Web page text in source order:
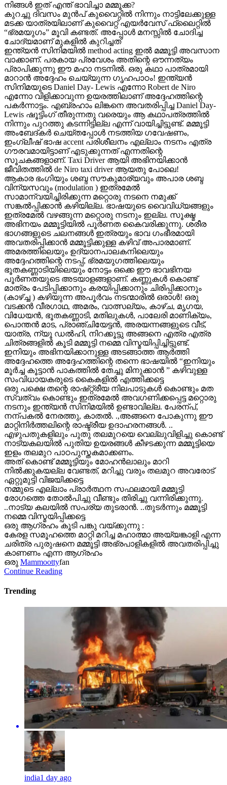
നിങ്ങൾ ഇത് എന്ത് ഭാവിച്ചാ മമ്മൂക്ക?
കുറച്ചു ദിവസം മുൻപ് കുവൈറ്റിൽ നിന്നും നാട്ടിലേക്കുള്ള
മടക്ക യാത്രയിലാണ് കുവൈറ്റ്‌ എയർവേസ് ഫ്ലൈറ്റിൽ
“ഭ്രമയുഗം” മൂവി കണ്ടത്. അപ്പോൾ മനസ്സിൽ ചോദിച്ച
ചോദ്യമാണ് മുകളിൽ കുറിച്ചത്
ഇന്ത്യൻ സിനിമയിൽ method acting ഇൽ മമ്മൂട്ടി അവസാന
വാക്കാണ്. പരകായ പ്രവേശം അതിന്റെ ഔന്നത്യം
പ്രാപിക്കുന്നു ഈ മഹാ നടനിൽ. ഒരു കഥാ പാത്രമായി
മാറാൻ അദ്ദേഹം ചെയ്യുന്ന ഗൃഹപാഠം! ഇന്ത്യൻ
സിനിമയുടെ Daniel Day- Lewis എന്നോ Robert de Niro
എന്നോ വിളിക്കാവുന്ന ഉയരത്തിലാണ് അദ്ദേഹത്തിന്റെ
പകർന്നാട്ടം. എബ്രഹാം ലിങ്കനെ അവതരിപ്പിച്ച Daniel Day-
Lewis ഷൂട്ടിംഗ് തീരുന്നതു വരെയും ആ കഥാപത്രത്തിൽ
നിന്നും പുറത്തു കടന്നിട്ടില്ല എന്ന് വായിച്ചിട്ടുണ്ട്. മമ്മൂട്ടി
അംബേദ്കർ ചെയ്തപ്പോൾ നടത്തിയ ഗവേഷണം,
ഇംഗ്ലീഷ് ഭാഷ accent പരിശീലനം എല്ലാം നടനം എത്ര
ഗൗരവമായിട്ടാണ് എടുക്കുന്നത് എന്നതിന്റെ
സൂചകങ്ങളാണ്. Taxi Driver ആയി അഭിനയിക്കാൻ
ജീവിതത്തിൽ de Niro taxi driver ആയതു പോലെ!
ആകാര ഭംഗിയും ശബ്ദ സൗകുമാര്യവും അപാര ശബ്ദ
വിന്യസവും (modulation ) ഇത്രമേൽ
സാമാന്വയിച്ചിരിക്കുന്ന മറ്റൊരു നടനെ നമുക്ക്
സങ്കൽപ്പിക്കാൻ കഴിയില്ല. ഭാഷയുടെ വൈവിധ്യങ്ങളും
ഇത്രമേൽ വഴങ്ങുന്ന മറ്റൊരു നടനും ഇല്ല. സൂക്ഷ്മ
അഭിനയം മമ്മൂട്ടിയിൽ പൂർണത കൈവരിക്കുന്നു. ശരീര
ഭാഗങ്ങളുടെ ചലനങ്ങൾ ഇത്രയും ഭാവ ഗംഭീരമായി
അവതരിപ്പിക്കാൻ മമ്മൂട്ടിക്കുള്ള കഴിവ് അപാരമാണ്.
അമരത്തിലെയും ഉദ്യാനപാലകനിലെയും
അദ്ദേഹത്തിന്റെ നടപ്പ്, ഭ്രമയുഗത്തിലെയും
ഭൂതകണ്ണാടിയിലെയും നോട്ടം ഒക്കെ ഈ ഭാവഭിനയ
പൂർണതയുടെ അടയാളങ്ങളാണ്. കണ്ണുകൾ കൊണ്ട്
മാത്രം പേടിപ്പിക്കാനും കരയിപ്പിക്കാനും ചിരിപ്പിക്കാനും
(കാഴ്ച്ച ) കഴിയുന്ന അപൂർവം നടന്മാരിൽ ഒരാൾ! ഒരു
വടക്കൻ വീരഗാഥ, അമരം, വാത്സല്യം, കാഴ്ച, മൃഗയ,
വിധേയൻ, ഭൂതകണ്ണാടി, മതിലുകൾ, പാലേരി മാണിക്യം,
പൊന്തൻ മാട, പ്രാഞ്ചിയേട്ടൻ, അരയന്നങ്ങളുടെ വീട്,
യാത്ര, ന്യൂ ഡൽഹി, നിറക്കൂട്ടു അങ്ങനെ എത്ര എത്ര
ചിത്രങ്ങളിൽ കൂടി മമ്മൂട്ടി നമ്മെ വിസ്മയിപ്പിച്ചിട്ടുണ്ട്.
ഇനിയും അഭിനയിക്കാനുള്ള അടങ്ങാത്ത ആർത്തി
അദ്ദേഹത്തെ അദ്ദേഹത്തിന്റെ തന്നെ ഭാഷയിൽ “ഇനിയും
മൂർച്ച കൂട്ടാൻ പാകത്തിൽ തേച്ചു മിനുക്കാൻ ” കഴിവുള്ള
സംവിധായകരുടെ കൈകളിൽ എത്തിക്കട്ടെ
ഒരു പക്ഷെ തന്റെ രാഷ്റ്റ്രീയ നിലപാടുകൾ കൊണ്ടും മത
സ്വത്വം കൊണ്ടും ഇത്രമേൽ അവഗണിക്കപ്പെട്ട മറ്റൊരു
നടനും ഇന്ത്യൻ സിനിമയിൽ ഉണ്ടാവില്ല. പേരന്പ്,
നന്പകൽ നേരത്തു, കാതൽ. .,അങ്ങനെ പോകുന്നു ഈ
മാറ്റിനിർത്തലിന്റെ രാഷ്ട്രീയ ഉദാഹരനങ്ങൾ. ..
എഴുപതുകളിലും പുതു തലമുറയെ വെല്ലുവിളിച്ചു കൊണ്ട്
നാട്യകലയിൽ പുതിയ ഉയരങ്ങൾ കീഴടക്കുന്ന മമ്മൂട്ടിയെ
ഇളം തലമുറ പാഠപുസ്തകമാക്കണം.
അത് കൊണ്ട് മമ്മൂട്ടിയും മോഹൻലാലും മാറി
നിൽക്കുകയല്ല വേണ്ടത്, മറിച്ചു വരും തലമുറ അവരോട്
ഏറ്റുമുട്ടി വിജയിക്കട്ടെ
നമ്മുടെ എല്ലാം പ്രാർത്ഥന സഫലമായി മമ്മൂട്ടി
രോഗത്തെ തോൽപിച്ചു വീണ്ടും തിരിച്ചു വന്നിരിക്കുന്നു.
..നാട്യ കലയിൽ സപര്യ തുടരാൻ. ..തുടർന്നും മമ്മൂട്ടി
നമ്മെ വിസ്മയിപ്പിക്കട്ടെ
ഒരു ആഗ്രഹം കൂടി പങ്കു വയ്ക്കുന്നു :
കേരള സമൂഹത്തെ മാറ്റി മറിച്ച മഹാത്മാ അയ്യങ്കാളി എന്ന
ചരിത്ര പുരുഷനെ മമ്മൂട്ടി അഭ്രപാളികളിൽ അവതരിപ്പിച്ചു
കാണണം എന്ന ആഗ്രഹം
ഒരു Mammoottyfan
Continue Reading
Trending
india1 day ago